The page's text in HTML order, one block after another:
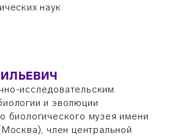
наук
исследовательским
и эволюции
биологического музея имени
член центральной